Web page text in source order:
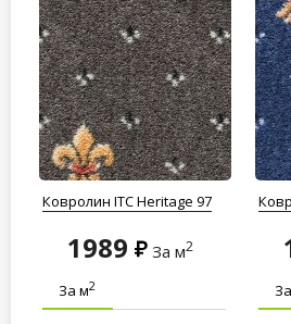
Ковролин ITC Heritage 97
1989 За м2
За м2